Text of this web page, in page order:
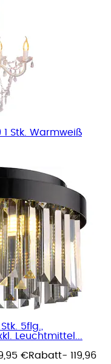
1 Stk. Warmweiß
5flg.,
Leuchtmittel...
€Rabatt- 119,96